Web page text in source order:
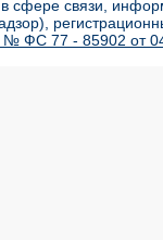
сфере связи,
ФС 77 - 85902 от 04